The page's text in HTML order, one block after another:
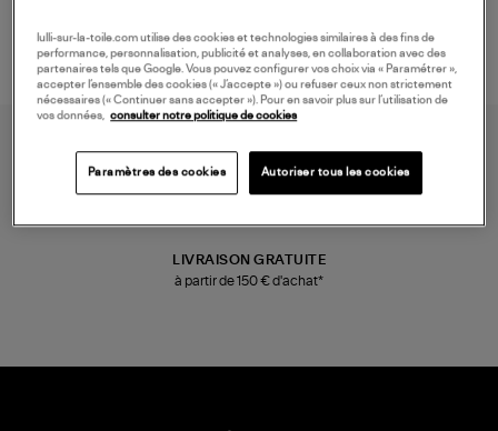
LIVRAISON GRATUITE
à partir de 150 € d'achat*
lulli-sur-la-toile.com utilise des cookies et technologies similaires à des fins de
performance, personnalisation, publicité et analyses, en collaboration avec des
partenaires tels que Google. Vous pouvez configurer vos choix via « Paramétrer »,
accepter l’ensemble des cookies (« J’accepte ») ou refuser ceux non strictement
nécessaires (« Continuer sans accepter »). Pour en savoir plus sur l’utilisation de
vos données, consulter notre politique de cookies
Paramètres des cookies Autoriser tous les cookies